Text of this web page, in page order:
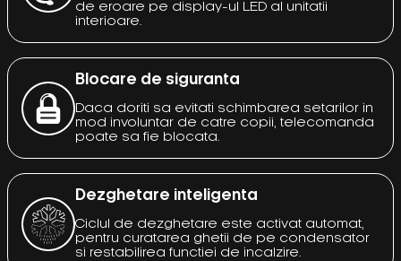
de eroare pe display-ul LED al unitatii
interioare.
Blocare de siguranta
Daca doriti sa evitati schimbarea setarilor in
mod involuntar de catre copii, telecomanda
poate sa fie blocata.
Dezghetare inteligenta
Ciclul de dezghetare este activat automat,
pentru curatarea ghetii de pe condensator
si restabilirea functiei de incalzire.